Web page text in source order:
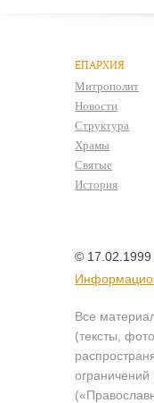
ЕПАРХИЯ
Митрополит
Новости
Структура
Храмы
Святые
История
©
Все
(тексты,